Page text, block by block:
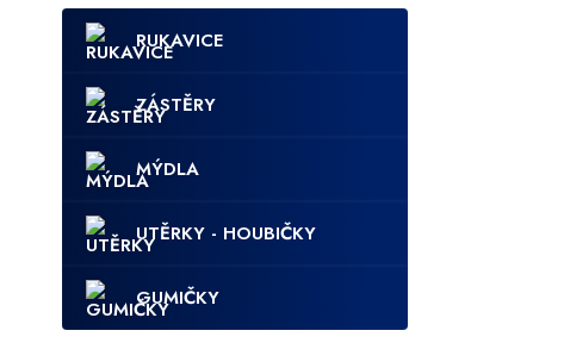
RUKAVICE
ZÁSTĚRY
MÝDLA
UTĚRKY - HOUBIČKY
GUMIČKY